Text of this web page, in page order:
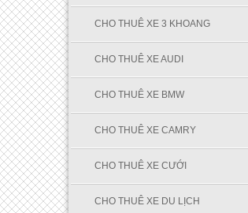
CHO THUÊ XE 3 KHOANG
CHO THUÊ XE AUDI
CHO THUÊ XE BMW
CHO THUÊ XE CAMRY
CHO THUÊ XE CƯỚI
CHO THUÊ XE DU LỊCH